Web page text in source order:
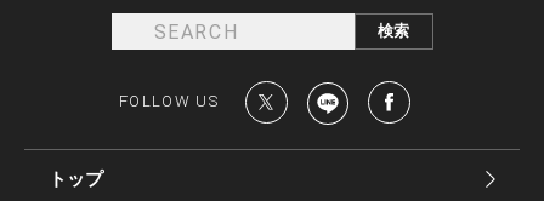
FOLLOW US
トップ